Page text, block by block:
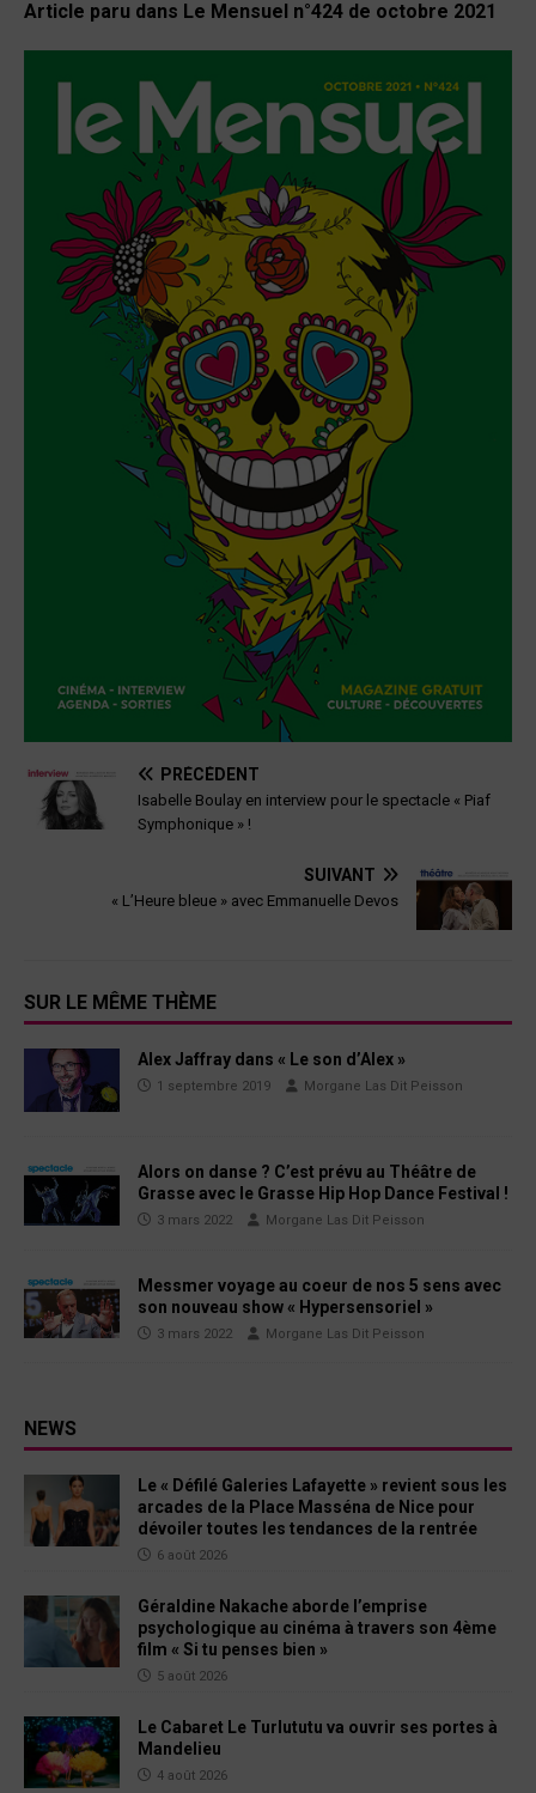
Article paru dans Le Mensuel n°424 de octobre 2021
PRÉCÉDENT
Isabelle Boulay en interview pour le spectacle « Piaf
Symphonique » !
SUIVANT
« L’Heure bleue » avec Emmanuelle Devos
SUR LE MÊME THÈME
Alex Jaffray dans « Le son d’Alex »
1 septembre 2019 Morgane Las Dit Peisson
Alors on danse ? C’est prévu au Théâtre de
Grasse avec le Grasse Hip Hop Dance Festival !
3 mars 2022 Morgane Las Dit Peisson
Messmer voyage au coeur de nos 5 sens avec
son nouveau show « Hypersensoriel »
3 mars 2022 Morgane Las Dit Peisson
NEWS
Le « Défilé Galeries Lafayette » revient sous les
arcades de la Place Masséna de Nice pour
dévoiler toutes les tendances de la rentrée
6 août 2026
Géraldine Nakache aborde l’emprise
psychologique au cinéma à travers son 4ème
film « Si tu penses bien »
5 août 2026
Le Cabaret Le Turlututu va ouvrir ses portes à
Mandelieu
4 août 2026